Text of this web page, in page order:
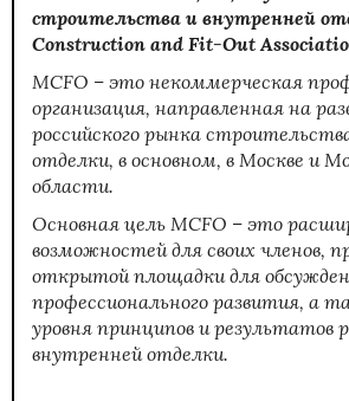
строительства и внутренней
Construction and Fit-Out
MCFO – это некоммерческая
организация, направленная на
российского рынка
отделки, в основном, в Москве и
области.
Основная цель MCFO – это
возможностей для своих членов,
открытой площадки для
профессионального развития, а
уровня принципов и результатов
внутренней отделки.